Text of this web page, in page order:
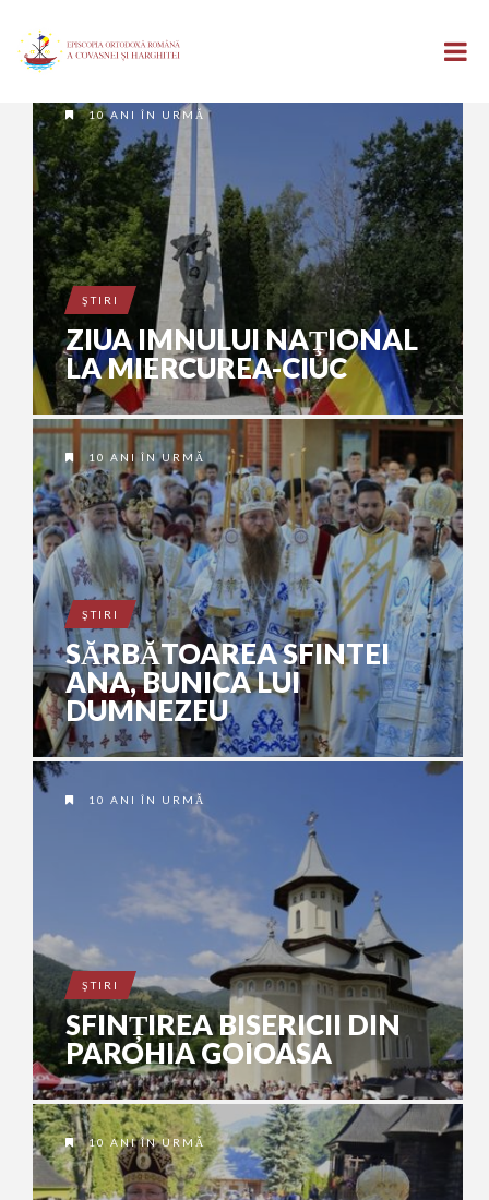
10 ANI ÎN URMĂ
ŞTIRI
ZIUA IMNULUI NAŢIONAL
LA MIERCUREA-CIUC
10 ANI ÎN URMĂ
ŞTIRI
SĂRBĂTOAREA SFINTEI
ANA, BUNICA LUI
DUMNEZEU
10 ANI ÎN URMĂ
ŞTIRI
SFINȚIREA BISERICII DIN
PAROHIA GOIOASA
10 ANI ÎN URMĂ